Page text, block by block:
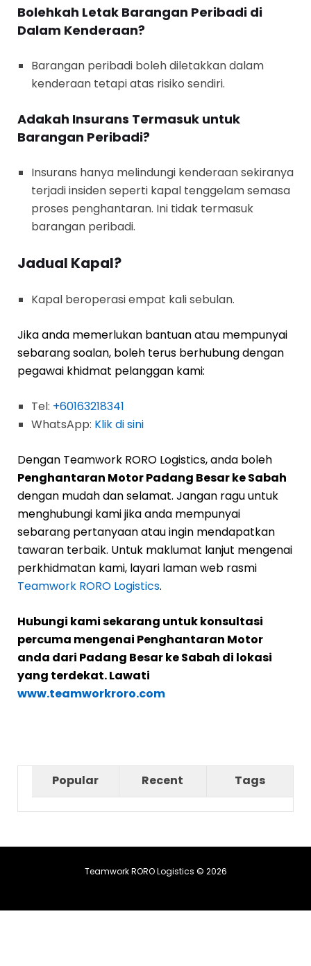
Bolehkah Letak Barangan Peribadi di
Dalam Kenderaan?
Barangan peribadi boleh diletakkan dalam
kenderaan tetapi atas risiko sendiri.
Adakah Insurans Termasuk untuk
Barangan Peribadi?
Insurans hanya melindungi kenderaan sekiranya
terjadi insiden seperti kapal tenggelam semasa
proses penghantaran. Ini tidak termasuk
barangan peribadi.
Jadual Kapal?
Kapal beroperasi empat kali sebulan.
Jika anda memerlukan bantuan atau mempunyai
sebarang soalan, boleh terus berhubung dengan
pegawai khidmat pelanggan kami:
Tel: +60163218341
WhatsApp: Klik di sini
Dengan Teamwork RORO Logistics, anda boleh
Penghantaran Motor Padang Besar ke Sabah
dengan mudah dan selamat. Jangan ragu untuk
menghubungi kami jika anda mempunyai
sebarang pertanyaan atau ingin mendapatkan
tawaran terbaik. Untuk maklumat lanjut mengenai
perkhidmatan kami, layari laman web rasmi
Teamwork RORO Logistics.
Hubungi kami sekarang untuk konsultasi
percuma mengenai Penghantaran Motor
anda dari Padang Besar ke Sabah di lokasi
yang terdekat. Lawati
www.teamworkroro.com
Popular Recent Tags
Teamwork RORO Logistics © 2026